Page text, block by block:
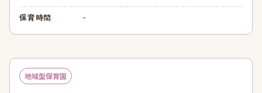
保育時間 -
地域型保育園